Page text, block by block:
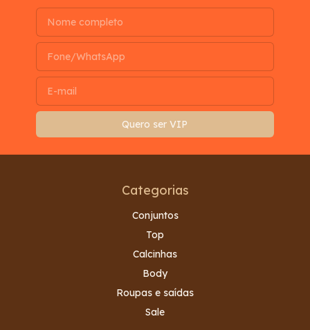
Categorias
Conjuntos
Top
Calcinhas
Body
Roupas e saídas
Sale